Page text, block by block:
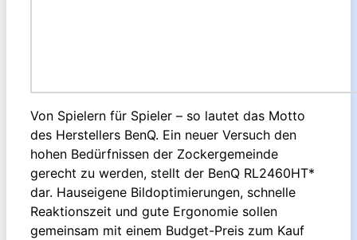
Von Spielern für Spieler – so lautet das Motto
des Herstellers BenQ. Ein neuer Versuch den
hohen Bedürfnissen der Zockergemeinde
gerecht zu werden, stellt der BenQ RL2460HT*
dar. Hauseigene Bildoptimierungen, schnelle
Reaktionszeit und gute Ergonomie sollen
gemeinsam mit einem Budget-Preis zum Kauf